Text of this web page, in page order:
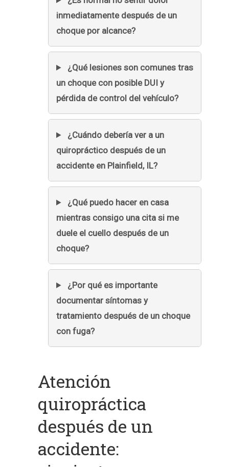
inmediatamente después de un
choque por alcance?
¿Qué lesiones son comunes tras
un choque con posible DUI y
pérdida de control del vehículo?
¿Cuándo debería ver a un
quiropráctico después de un
accidente en Plainfield, IL?
¿Qué puedo hacer en casa
mientras consigo una cita si me
duele el cuello después de un
choque?
¿Por qué es importante
documentar síntomas y
tratamiento después de un choque
con fuga?
Atención
quiropráctica
después de un
accidente: